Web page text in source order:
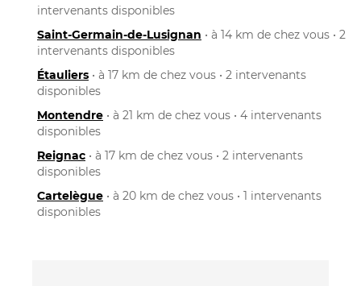
intervenants disponibles
Saint-Germain-de-Lusignan • à 14 km de chez vous • 2
intervenants disponibles
Étauliers • à 17 km de chez vous • 2 intervenants
disponibles
Montendre • à 21 km de chez vous • 4 intervenants
disponibles
Reignac • à 17 km de chez vous • 2 intervenants
disponibles
Cartelègue • à 20 km de chez vous • 1 intervenants
disponibles